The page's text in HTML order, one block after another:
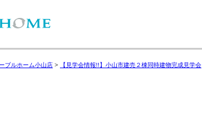
ブルホーム小山店 > 【見学会情報!!】小山市建売２棟同時建物完成見学会